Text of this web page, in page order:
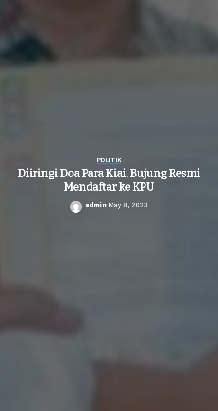
POLITIK
Diiringi Doa Para Kiai, Bujung Resmi
Mendaftar ke KPU
Posted
admin May 8, 2023